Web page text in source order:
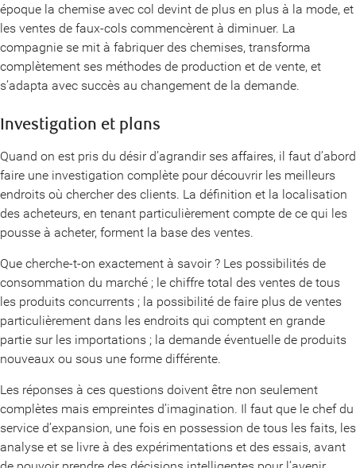
époque la chemise avec col devint de plus en plus à la mode, et
les ventes de faux-cols commencèrent à diminuer. La
compagnie se mit à fabriquer des chemises, transforma
complètement ses méthodes de production et de vente, et
s’adapta avec succès au changement de la demande.
Investigation et plans
Quand on est pris du désir d’agrandir ses affaires, il faut d’abord
faire une investigation complète pour découvrir les meilleurs
endroits où chercher des clients. La définition et la localisation
des acheteurs, en tenant particulièrement compte de ce qui les
pousse à acheter, forment la base des ventes.
Que cherche-t-on exactement à savoir ? Les possibilités de
consommation du marché ; le chiffre total des ventes de tous
les produits concurrents ; la possibilité de faire plus de ventes
particulièrement dans les endroits qui comptent en grande
partie sur les importations ; la demande éventuelle de produits
nouveaux ou sous une forme différente.
Les réponses à ces questions doivent être non seulement
complètes mais empreintes d’imagination. Il faut que le chef du
service d’expansion, une fois en possession de tous les faits, les
analyse et se livre à des expérimentations et des essais, avant